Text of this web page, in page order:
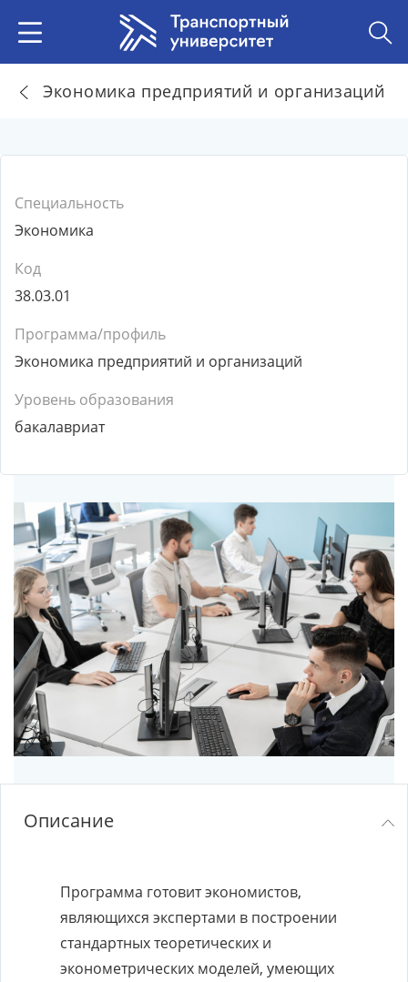
Экономика предприятий и организаций
Специальность
Экономика
Код
38.03.01
Программа/профиль
Экономика предприятий и организаций
Уровень образования
бакалавриат
Описание
Программа готовит экономистов,
являющихся экспертами в построении
стандартных теоретических и
эконометрических моделей, умеющих